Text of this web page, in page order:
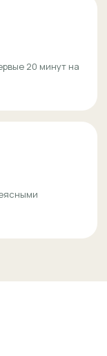
20 минут на